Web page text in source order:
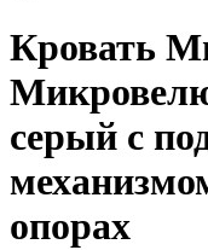
Кровать
серый с
опорах